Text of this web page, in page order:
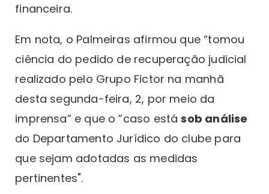
financeira.
Em nota, o Palmeiras afirmou que “tomou
ciência do pedido de recuperação judicial
realizado pelo Grupo Fictor na manhã
desta segunda-feira, 2, por meio da
imprensa” e que o ”caso estásob análise
do Departamento Jurídico do clube para
que sejam adotadas as medidas
pertinentes".